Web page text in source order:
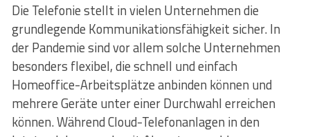
Die Telefonie stellt in vielen Unternehmen die
grundlegende Kommunikationsfähigkeit sicher. In
der Pandemie sind vor allem solche Unternehmen
besonders flexibel, die schnell und einfach
Homeoffice-Arbeitsplätze anbinden können und
mehrere Geräte unter einer Durchwahl erreichen
können. Während Cloud-Telefonanlagen in den